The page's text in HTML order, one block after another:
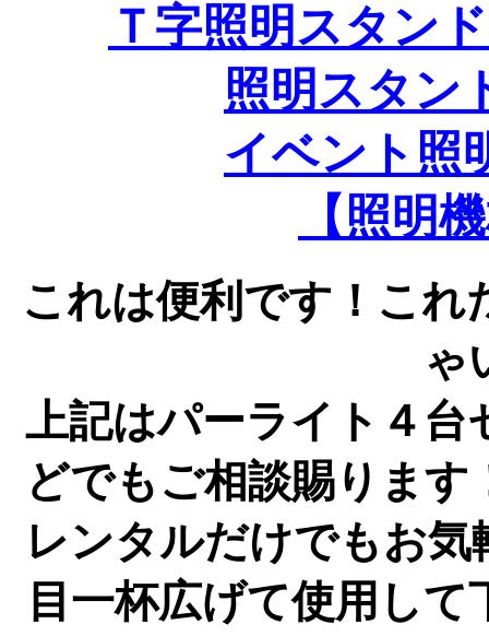
Ｔ字照明スタン
照明スタン
イベント照
【照明
これは便利です！こ
ゃ
上記はパーライト４台
どでもご相談賜りま
レンタルだけでもお
目一杯広げて使用し